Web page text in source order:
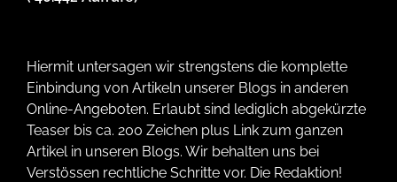
Hiermit untersagen wir strengstens die komplette
Einbindung von Artikeln unserer Blogs in anderen
Online-Angeboten. Erlaubt sind lediglich abgekürzte
Teaser bis ca. 200 Zeichen plus Link zum ganzen
Artikel in unseren Blogs. Wir behalten uns bei
Verstössen rechtliche Schritte vor. Die Redaktion!